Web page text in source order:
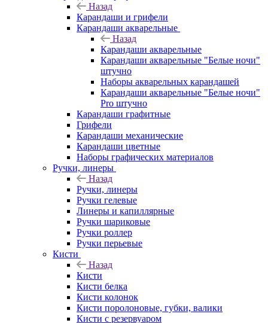
Назад
Карандаши и грифели
Карандаши акварельные
Назад
Карандаши акварельные
Карандаши акварельные "Белые ночи"
штучно
Наборы акварельных карандашей
Карандаши акварельные "Белые ночи"
Pro штучно
Карандаши графитные
Грифели
Карандаши механические
Карандаши цветные
Наборы графических материалов
Ручки, линеры
Назад
Ручки, линеры
Ручки гелевые
Линеры и капиллярные
Ручки шариковые
Ручки роллер
Ручки перьевые
Кисти
Назад
Кисти
Кисти белка
Кисти колонок
Кисти поролоновые, губки, валики
Кисти с резервуаром